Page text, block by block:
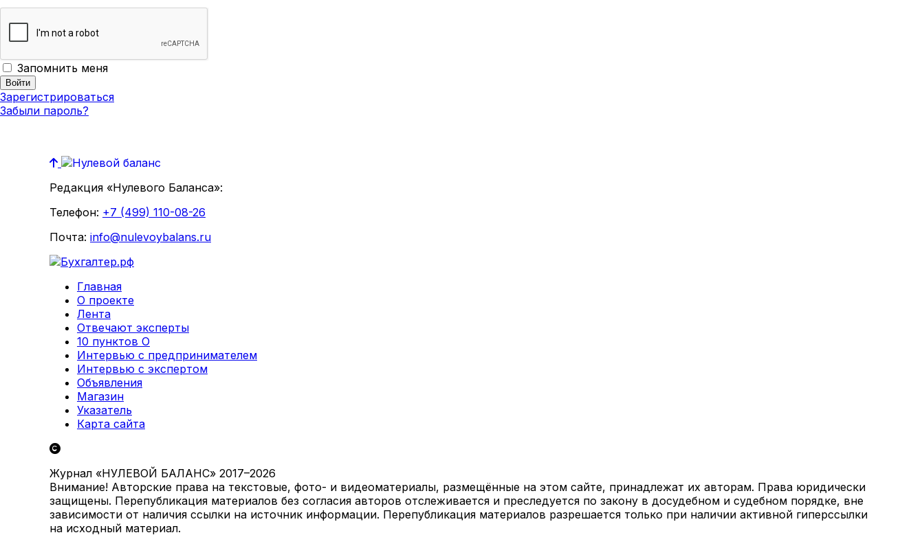
Запомнить меня
Зарегистрироваться
Забыли пароль?
Редакция «Нулевого Баланса»:
Телефон: +7 (499) 110-08-26
Почта: info@nulevoybalans.ru
Главная
О проекте
Лента
Отвечают эксперты
10 пунктов О
Интервью с предпринимателем
Интервью с экспертом
Объявления
Магазин
Указатель
Карта сайта
Журнал «НУЛЕВОЙ БАЛАНС» 2017–2026
Внимание! Авторские права на текстовые, фото- и видеоматериалы, размещённые на этом сайте, принадлежат их авторам. Права юридически
защищены. Перепубликация материалов без согласия авторов отслеживается и преследуется по закону в досудебном и судебном порядке, вне
зависимости от наличия ссылки на источник информации. Перепубликация материалов разрешается только при наличии активной гиперссылки
на исходный материал.